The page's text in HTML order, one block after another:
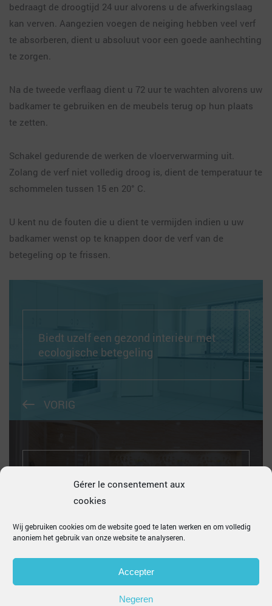
Gérer le consentement aux
cookies
Wij gebruiken cookies om de website goed te laten werken en om volledig
anoniem het gebruik van onze website te analyseren.
Accepter
Negeren
bedraagt de droogtijd 24 uur alvorens u de afwerkingslaag
kan verven. Aangezien voegen de neiging hebben veel verf
te absorberen, dient u absoluut voor een goede aanhechting
te zorgen.
Na de tweede verflaag dient u 72 uur te wachten alvorens uw
badkamer te gebruiken en de meubels terug op hun plaats
te zetten.
Schakel gedurende de werken de vloerverwarming uit.
Zolang de verf niet volledig droog is, dient de temperatuur te
schommelen tussen 15 en 20° C.
U kent nu de fouten die u dient te vermijden indien u uw
badkamer wenst op te knappen door de verf van de
betegeling op te frissen.
Biedt uzelf een gezond interieur met
ecologische betegeling
VORIG
Kleine kamer: kies de juiste betegeling
VOLGEND